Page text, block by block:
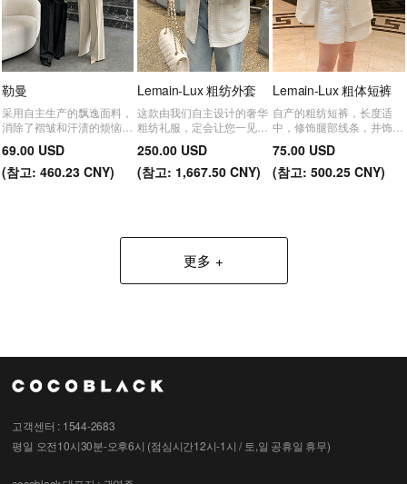
勒曼
采用自主生产的飘逸面料，
消除了褶皱和汗渍的烦恼，
身形，尽显时尚美感。
69.00 USD
(참고: 460.23 CNY)
Lemain-Lux 粗纺外套
这款由我们自主设计的奢华
粗纺礼服，定会让您一见倾
彩，衬托您的容颜。
250.00 USD
(참고: 1,667.50 CNY)
Lemain-Lux 粗体短裤
自产的粗纺短裤，长度适
中，修饰腿部线条，并饰以
奢华的氛围。
75.00 USD
(참고:500.25 CNY)
更多
고객센터 : 1544-2683
평일 오전10시30분-오후6시 (점심시간12시-1시 / 토,일 공휴일 휴무)